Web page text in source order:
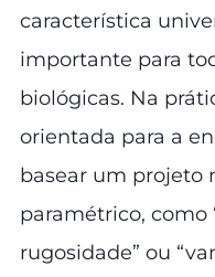
característica
importante para
biológicas. Na
orientada para a
basear um projeto
paramétrico, como
rugosidade” ou